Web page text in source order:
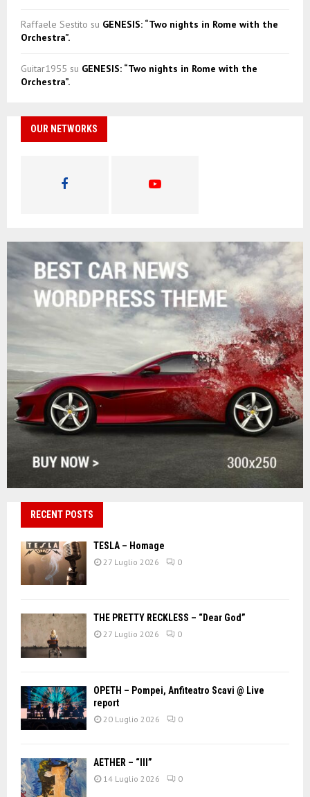
Raffaele Sestito su GENESIS: “Two nights in Rome with the
Orchestra”.
Guitar1955 su GENESIS: “Two nights in Rome with the
Orchestra”.
OUR NETWORKS
RECENT POSTS
TESLA – Homage
27 Luglio 2026 0
THE PRETTY RECKLESS – “Dear God”
27 Luglio 2026 0
OPETH – Pompei, Anfiteatro Scavi @ Live
report
20 Luglio 2026 0
AETHER – “III”
14 Luglio 2026 0